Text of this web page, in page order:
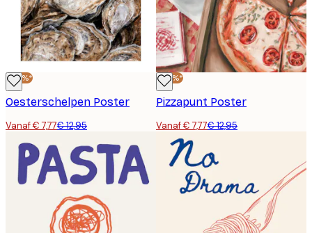
-40%*
Oesterschelpen Poster
Vanaf € 7,77€ 12,95
-40%*
Pizzapunt Poster
Vanaf € 7,77€ 12,95